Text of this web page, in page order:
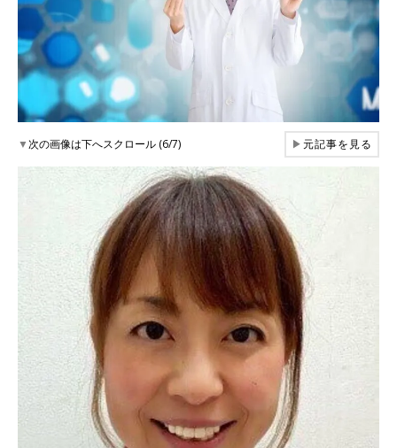
▼次の画像は下へスクロール (6/7) ▶元記事を見る